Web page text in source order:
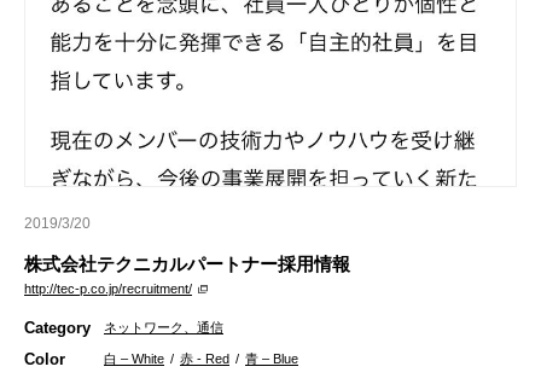
2019/3/20
株式会社テクニカルパートナー採用情報
http://tec-p.co.jp/recruitment/
Category ネットワーク、通信
Color 白 – White / 赤 - Red / 青 – Blue